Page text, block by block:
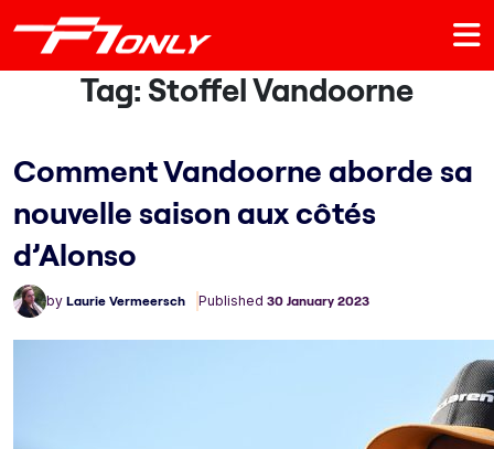
Tag: Stoffel Vandoorne
Comment Vandoorne aborde sa
nouvelle saison aux côtés
d’Alonso
by Laurie Vermeersch Published 30 January 2023